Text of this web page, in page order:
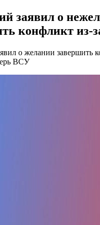
заявил о
конфликт из-
о желании завершить
ВСУ